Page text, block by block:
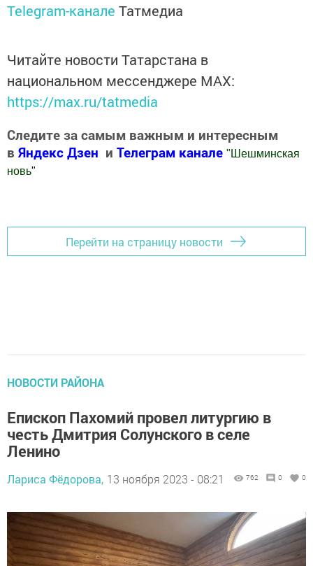
Telegram-канале Татмедиа
Читайте новости Татарстана в
национальном мессенджере MАХ:
https://max.ru/tatmedia
Следите за самым важным и интересным
в Яндекс Дзен и Телеграм канале " Шешминская
новь"
Перейти на страницу новости
НОВОСТИ РАЙОНА
Епископ Пахомий провел литургию в
честь Дмитрия Солунского в селе
Ленино
Лариса Фёдорова, 13 ноября 2023 - 08:21 762 0 0